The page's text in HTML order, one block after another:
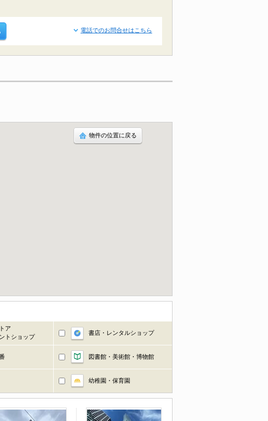
電話でのお問合せはこちら
物件の位置に戻る
ア
トショップ
書店・レンタルショップ
図書館・美術館・博物館
幼稚園・保育園